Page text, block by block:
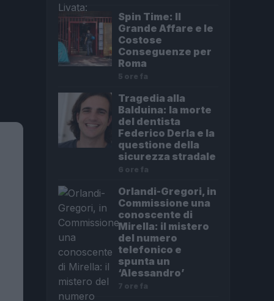
Spin Time: Il
Grande Affare e le
Costose
Conseguenze per
Roma
5 ore fa
Tragedia alla
Balduina: la morte
del dentista
Federico Derla e la
questione della
sicurezza stradale
6 ore fa
Orlandi-Gregori, in
Commissione una
conoscente di
Mirella: il mistero
del numero
telefonico e
spunta un
‘Alessandro’
7 ore fa